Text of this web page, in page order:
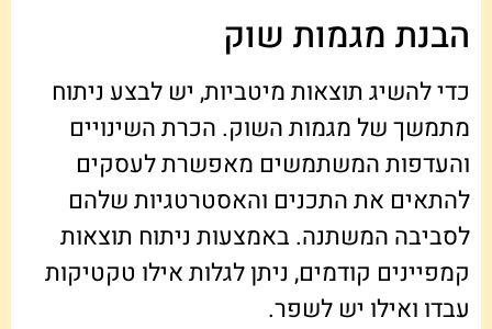
הבנת מגמות שוק
כדי להשיג תוצאות מיטביות, יש לבצע ניתוח
מתמשך של מגמות השוק. הכרת השינויים
והעדפות המשתמשים מאפשרת לעסקים
להתאים את התכנים והאסטרטגיות שלהם
לסביבה המשתנה. באמצעות ניתוח תוצאות
קמפיינים קודמים, ניתן לגלות אילו טקטיקות
עבדו ואילו יש לשפר.